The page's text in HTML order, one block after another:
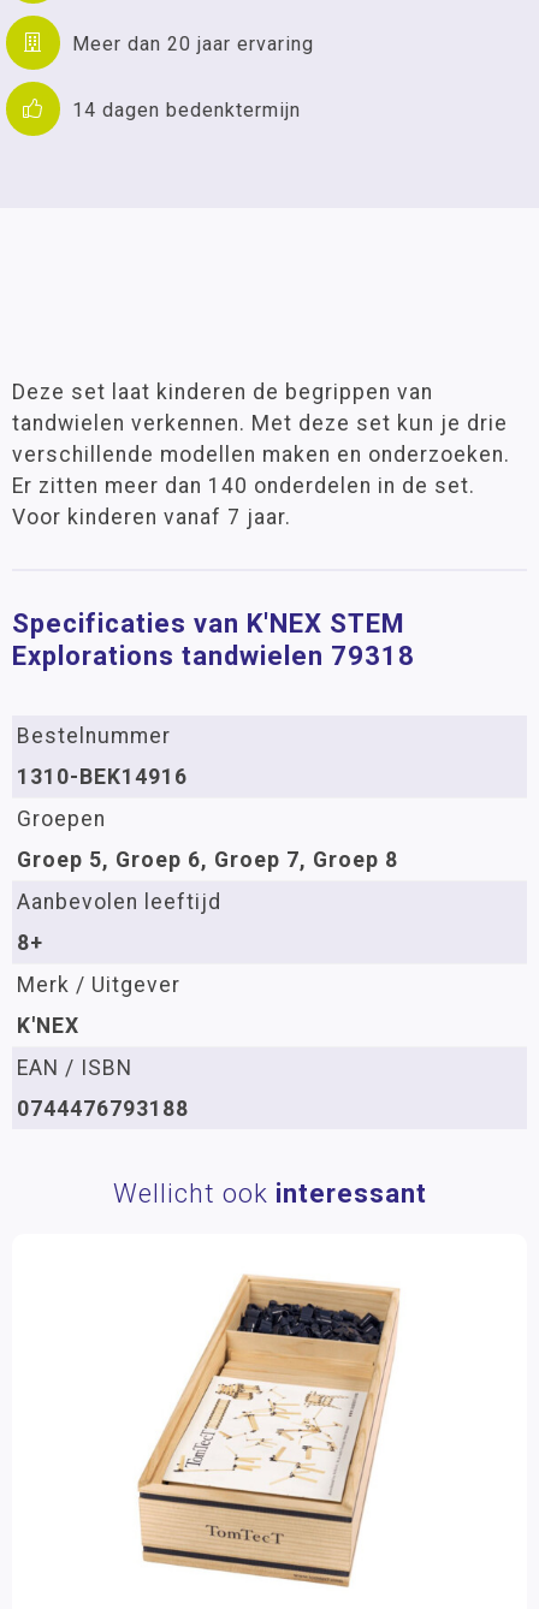
Meer dan 20 jaar ervaring
14 dagen bedenktermijn
Deze set laat kinderen de begrippen van
tandwielen verkennen. Met deze set kun je drie
verschillende modellen maken en onderzoeken.
Er zitten meer dan 140 onderdelen in de set.
Voor kinderen vanaf 7 jaar.
Specificaties van K'NEX STEM
Explorations tandwielen 79318
Bestelnummer
1310-BEK14916
Groepen
Groep 5, Groep 6, Groep 7, Groep 8
Aanbevolen leeftijd
8+
Merk / Uitgever
K'NEX
EAN / ISBN
0744476793188
Wellicht ook interessant